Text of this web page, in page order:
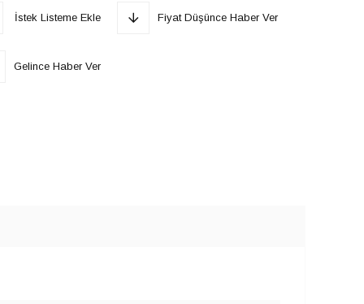
İstek Listeme Ekle Fiyat Düşünce Haber Ver
Gelince Haber Ver